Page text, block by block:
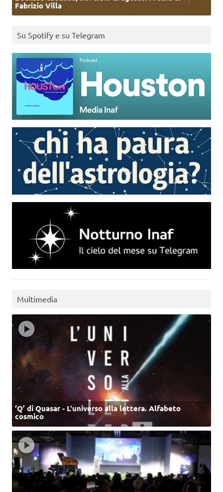
Fabrizio Villa
Su Spotify e su Telegram
Multimedia
‘Q’ di Quasar - L'universo alla lettera. Alfabeto
cosmico